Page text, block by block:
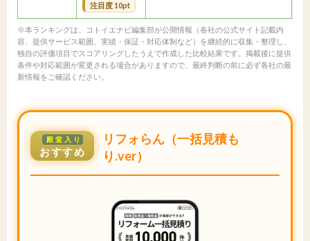
注目度 10pt
※本ランキングは、コトイエナビ編集部が公開情報（各社の公式サイト記載内
容、提供サービス範囲、実績・保証・対応体制など）を継続的に収集・整理し、
独自の評価項目でスコアリングしたうえで作成した比較結果です。掲載後に提供
条件や対応範囲が変更される場合がありますので、最終判断の前に必ず各社の最
新情報をご確認ください。
殿堂入り
おすすめ
リフォらん（一括見積も
り.ver）